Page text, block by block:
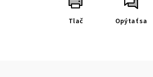
Tlač Opýtať sa